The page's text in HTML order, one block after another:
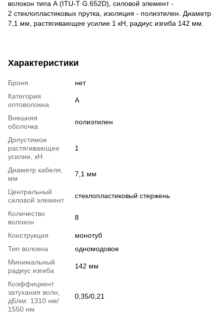
волокон типа А (ITU-T G.652D), силовой элемент -
2 стеклопластиковых прутка, изоляция - полиэтилен. Диаметр
7,1 мм, растягивающее усилие 1 кН, радиус изгиба 142 мм.
Характеристики
Броня
нет
Категория
оптоволокна
А
Внешняя
оболочка
полиэтилен
Допустимое
растягивающее
усилие, кН
1
Диаметр кабеля,
мм
7,1 мм
Центральный
силовой элемент
стеклопластиковый стержень
Количество
волокон
8
Конструкция
монотуб
Тип волокна
одномодовое
Минимальный
радиус изгиба
142 мм
Коэффициент
затухания волн,
дБ/км: 1310 нм/
1550 нм
0,35/0,21